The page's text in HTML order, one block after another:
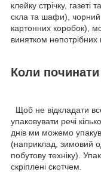
клейку стрічку, газеті
скла та шафи), чорний
картонних коробок),
винятком непотрібних
Коли починати
Щоб не відкладати
упаковувати речі
днів ми можемо
(наприклад, зимовий
побутову техніку).
скріплені скотчем.